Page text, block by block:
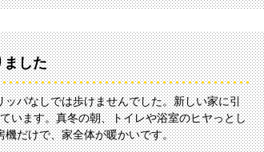
した
パなしでは歩けませんでした。新しい家に引
います。真冬の朝、トイレや浴室のヒヤっとし
だけで、家全体が暖かいです。